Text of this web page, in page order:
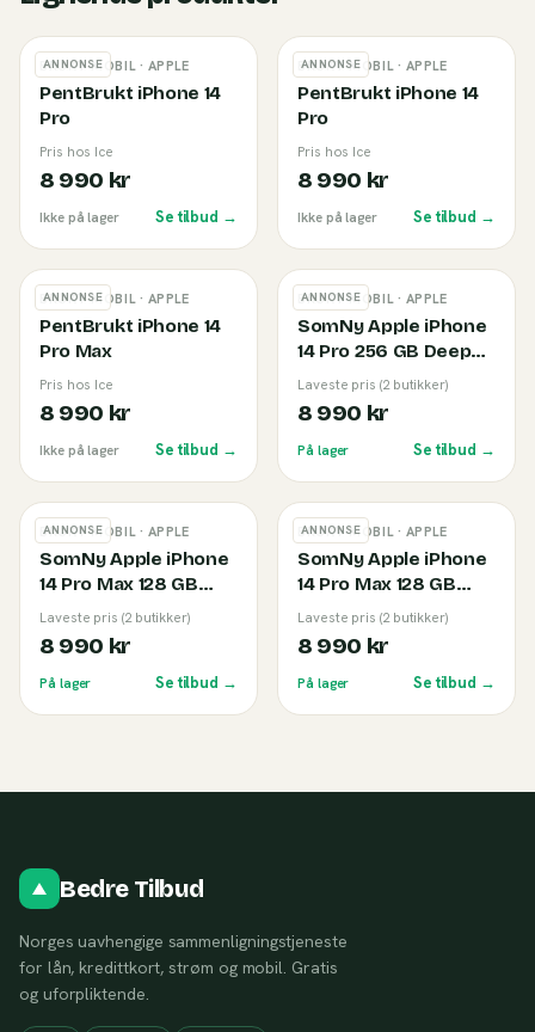
ANNONSE
BRUKT MOBIL· APPLE
PentBrukt iPhone 14
Pro
Pris hos Ice
8 990 kr
Ikke på lager Se tilbud →
ANNONSE
BRUKT MOBIL· APPLE
PentBrukt iPhone 14
Pro
Pris hos Ice
8 990 kr
Ikke på lager Se tilbud →
ANNONSE
BRUKT MOBIL· APPLE
PentBrukt iPhone 14
Pro Max
Pris hos Ice
8 990 kr
Ikke på lager Se tilbud →
ANNONSE
BRUKT MOBIL· APPLE
SomNy Apple iPhone
14 Pro 256 GB Deep
Purple (B)
Laveste pris (2 butikker)
8 990 kr
På lager Se tilbud →
ANNONSE
BRUKT MOBIL· APPLE
SomNy Apple iPhone
14 Pro Max 128 GB
Black (B)
Laveste pris (2 butikker)
8 990 kr
På lager Se tilbud →
ANNONSE
BRUKT MOBIL· APPLE
SomNy Apple iPhone
14 Pro Max 128 GB
Deep Purple (B)
Laveste pris (2 butikker)
8 990 kr
På lager Se tilbud →
Bedre Tilbud
Norges uavhengige sammenligningstjeneste
for lån, kredittkort, strøm og mobil. Gratis
og uforpliktende.